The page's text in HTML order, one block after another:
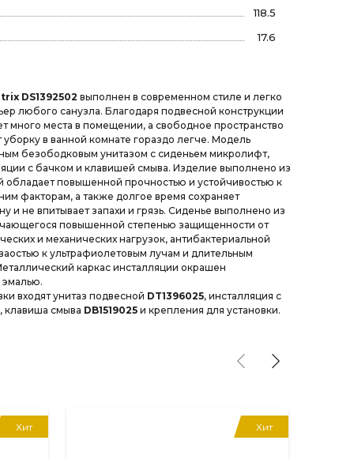
118.5
17.6
DS1392502 выполнен в современном стиле и легко
любого санузла. Благодаря подвесной конструкции
много места в помещении, а свободное пространство
в ванной комнате гораздо легче. Модель
безободковым унитазом с сиденьем микролифт,
с бачком и клавишей смыва. Изделие выполнено из
повышенной прочностью и устойчивостью к
факторам, а также долгое время сохраняет
и не впитывает запахи и грязь. Сиденье выполнено из
повышенной степенью защищенности от
и механических нагрузок, антибактериальной
к ультрафиолетовым лучам и длительным
каркас инсталляции окрашен
входят унитаз подвесной DT1396025, инсталляция с
, клавиша смыва DB1519025 и крепления для установки.
Хит Хит